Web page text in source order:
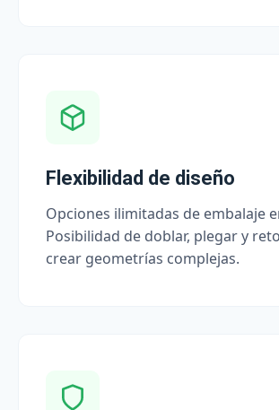
Flexibilidad de diseño
Opciones ilimitadas de embalaje
Posibilidad de doblar, plegar y
crear geometrías complejas.